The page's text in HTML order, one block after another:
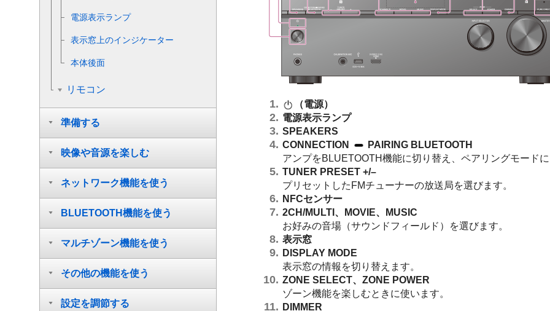
（電源）
電源表示ランプ
SPEAKERS
CONNECTION
PAIRING BLUETOOTH
アンプをBLUETOOTH機能に切り替え、ペアリングモード
TUNER PRESET +/–
プリセットしたFMチューナーの放送局を選びます。
NFCセンサー
2CH/MULTI 、 MOVIE、
MUSIC
お好みの音場（サウンドフィールド）を選びます。
表示窓
DISPLAY MODE
表示窓の情報を切り替えます。
ZONE SELECT、 ZONE POWER
ゾーン機能を楽しむときに使います。
DIMMER
電源表示ランプ
表示窓上のインジケーター
本体後面
リモコン
準備する
映像や音源を楽しむ
ネットワーク機能を使う
BLUETOOTH機能を使う
マルチゾーン機能を使う
その他の機能を使う
設定を調節する